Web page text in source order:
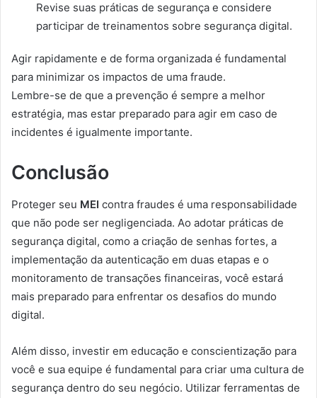
Revise suas práticas de segurança e considere
participar de treinamentos sobre segurança digital.
Agir rapidamente e de forma organizada é fundamental
para minimizar os impactos de uma fraude.
Lembre-se de que a prevenção é sempre a melhor
estratégia, mas estar preparado para agir em caso de
incidentes é igualmente importante.
Conclusão
Proteger seu MEI contra fraudes é uma responsabilidade
que não pode ser negligenciada. Ao adotar práticas de
segurança digital, como a criação de senhas fortes, a
implementação da autenticação em duas etapas e o
monitoramento de transações financeiras, você estará
mais preparado para enfrentar os desafios do mundo
digital.
Além disso, investir em educação e conscientização para
você e sua equipe é fundamental para criar uma cultura de
segurança dentro do seu negócio. Utilizar ferramentas de